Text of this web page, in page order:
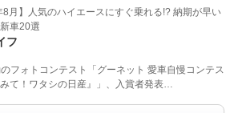
8月】人気のハイエースにすぐ乗れる!? 納期が早い
車20選
フ
フォトコンテスト「グーネット 愛車自慢コンテス
みて！ワタシの日産』」、入賞者発表…